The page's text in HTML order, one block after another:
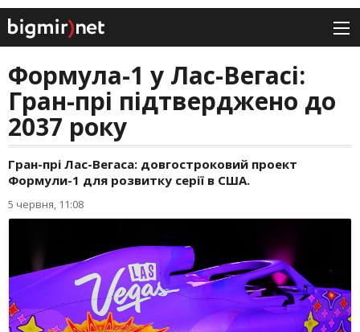
Формула-1 у Лас-Вегасі:
Гран-прі підтверджено до
2037 року
Гран-прі Лас-Вегаса: довгостроковий проект
Формули-1 для розвитку серії в США.
5 червня, 11:08